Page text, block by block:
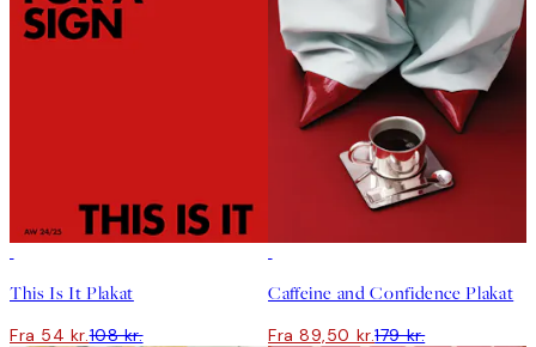
This Is It Plakat
Fra 54 kr.108 kr.
Caffeine and Confidence Plakat
Fra 89,50 kr.179 kr.